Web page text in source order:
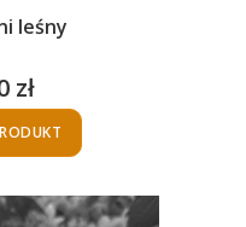
leśny
zł